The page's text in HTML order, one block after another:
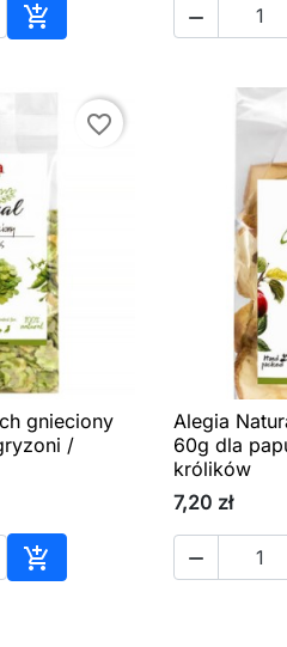

Dodaj do koszyka

favorite_border
gnieciony
/

Dodaj do koszyka

Alegia
60g dla
królików
7,20 zł
